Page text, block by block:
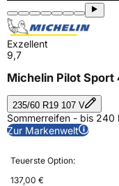
Exzellent
9,7
Michelin Pilot Sport
235/60 R19 107 V
Sommerreifen - bis
Zur Markenwelt
Teuerste Option:
137,00 €